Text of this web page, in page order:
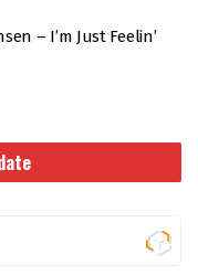
– I’m Just Feelin’